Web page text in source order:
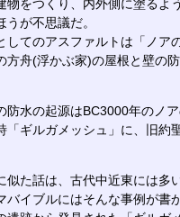
物をつくり、内外側に塗るよ
が不思議だ。
してのアスファルトは「ノア
方舟(浮かぶ家)の屋根と壁の
防水の起源はBC3000年のノア
「ギルガメッシュ」に、旧約
似た話は、古代中近東には多
バイブルにはそんな事例が書